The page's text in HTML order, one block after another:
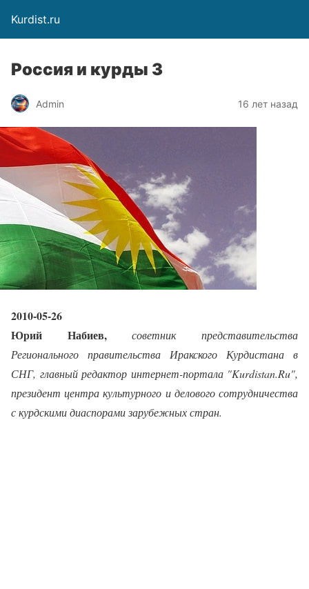
Kurdist.ru
Россия и курды 3
Admin 16 лет назад
2010-05-26
Юрий Набиев,советник представительства
Регионального правительства Иракского Курдистана в
СНГ, главный редактор интернет-портала "Kurdistan.Ru",
президент центра культурного и делового сотрудничества
с курдскими диаспорами зарубежных стран.